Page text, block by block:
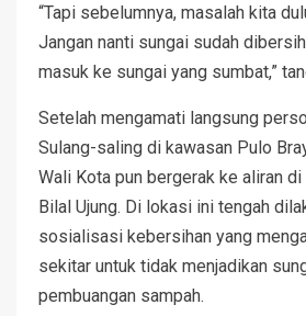
“Tapi sebelumnya, masalah kita
Jangan nanti sungai sudah
masuk ke sungai yang sumbat,”
Setelah mengamati langsung
Sulang-saling di kawasan Pulo
Wali Kota pun bergerak ke aliran
Bilal Ujung. Di lokasi ini tengah
sosialisasi kebersihan yang
sekitar untuk tidak menjadikan
pembuangan sampah.